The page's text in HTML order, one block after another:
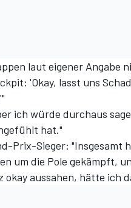
laut eigener Angabe
'Okay, lasst uns
ich würde durchaus
hat."
Prix-Sieger: "Insgesamt
um die Pole gekämpft,
aussahen, hätte ich